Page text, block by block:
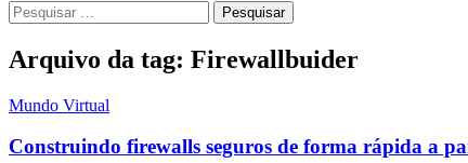
Pesquisar
por:
Arquivo da tag: Firewallbuider
Mundo Virtual
Construindo firewalls seguros de forma rápida a